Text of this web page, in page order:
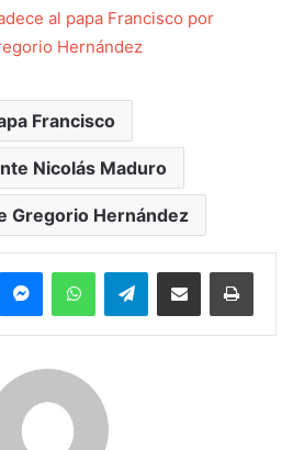
al papa Francisco por
Hernández
Francisco
Nicolás Maduro
Gregorio Hernández
MessengerWhatsAppTelegramCompartir por correo electrónico